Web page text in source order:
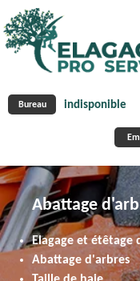
Bureau indisponible
Abattage
Elagage et étêtage
Abattage d'arbres